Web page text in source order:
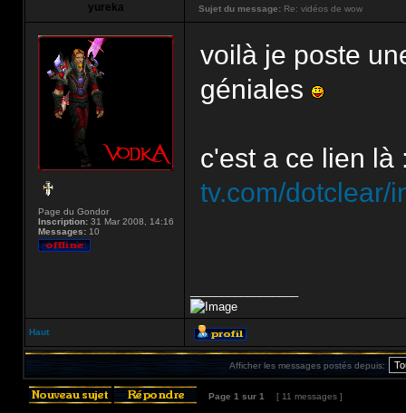
yureka Sujet du message: Re: vidéos de wow
Page du Gondor
Inscription: 31 Mar 2008, 14:16
Messages: 10
voilà je poste
géniales
c'est a ce lien là
tv.com/dotclear/
Haut
Afficher les messages postés depuis:
Page 1 sur 1 [ 11 messages ]